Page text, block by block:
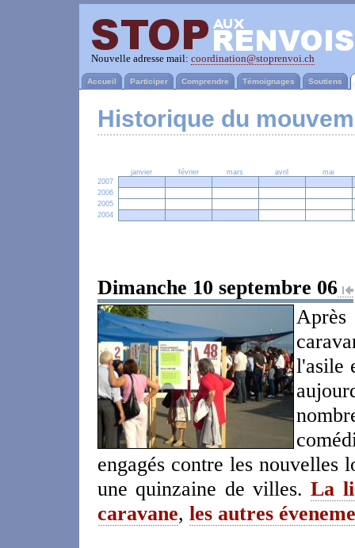
Nouvelle adresse mail: coordination@stoprenvoi.ch
Accueil Participer Comprendre Témoignages Soutiens
Historique du
janvier février mars avril
mai
2007
2006
2005
2004
Dimanche 10 septembre 06
l'asile
engagés contre les nouvelles
une quinzaine de villes.La
caravane, les autres